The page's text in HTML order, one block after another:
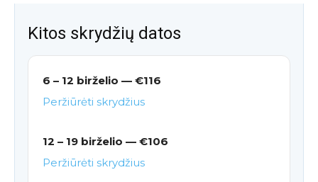
Kitos skrydžių datos
6 – 12 birželio — €116
Peržiūrėti skrydžius
12 – 19 birželio — €106
Peržiūrėti skrydžius